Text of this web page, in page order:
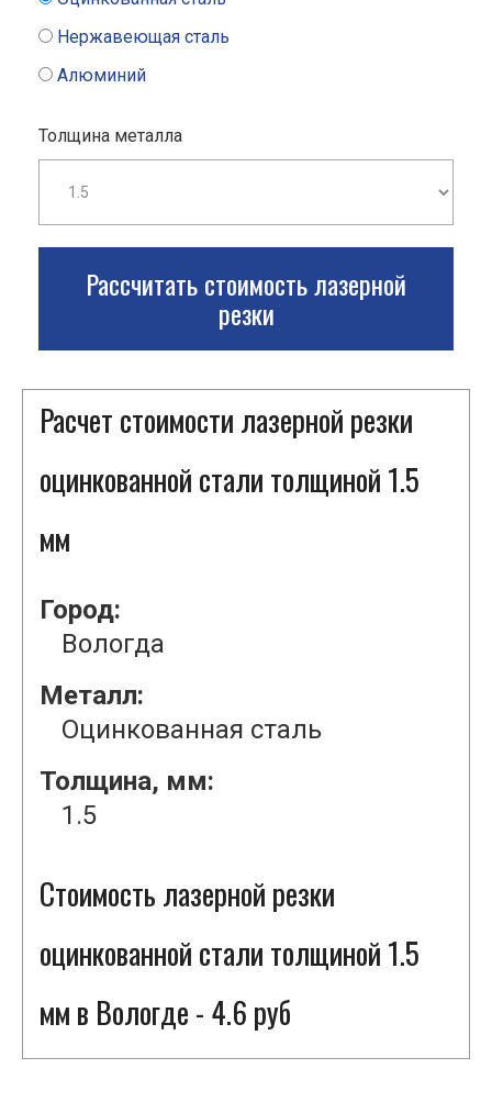
Нержавеющая сталь
Алюминий
Толщина металла
Рассчитать стоимость лазерной
резки
Расчет стоимости лазерной резки
оцинкованной стали толщиной 1.5
мм
Город:
Вологда
Металл:
Оцинкованная сталь
Толщина, мм:
1.5
Стоимость лазерной резки
оцинкованной стали толщиной 1.5
мм в Вологде - 4.6 руб